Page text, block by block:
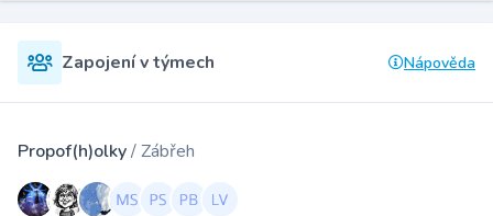
Zapojení v týmech Nápověda
Propof(h)olky/ Zábřeh